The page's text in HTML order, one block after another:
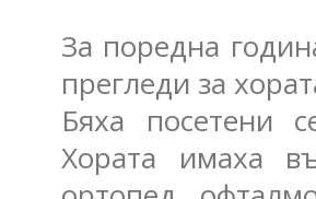
За поредна
прегледи за
Бяха посетени
Хората имаха